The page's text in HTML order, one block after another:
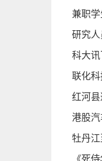
兼职
研究
科大
联化
红河
港股
牡丹